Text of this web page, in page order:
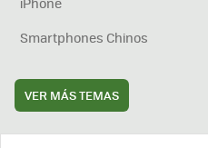
Smartphones Chinos
VER MÁS TEMAS